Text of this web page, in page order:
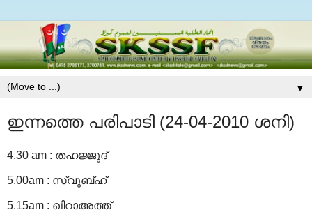
▼
ഇന്നത്തെ പരിപാടി (24-04-2010 ശനി)
4.30 am : തഹജ്ജുദ്
5.00am : സ്വുബ്ഹ്
5.15am : ഖിറാഅത്ത്